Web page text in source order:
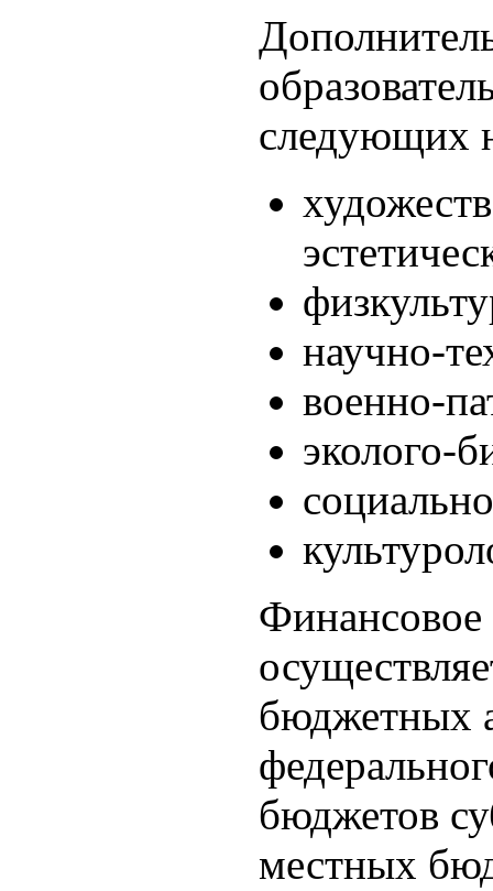
следующих
научно-
военно-
эколого-
Финансовое
бюджетных
бюджетов
местных